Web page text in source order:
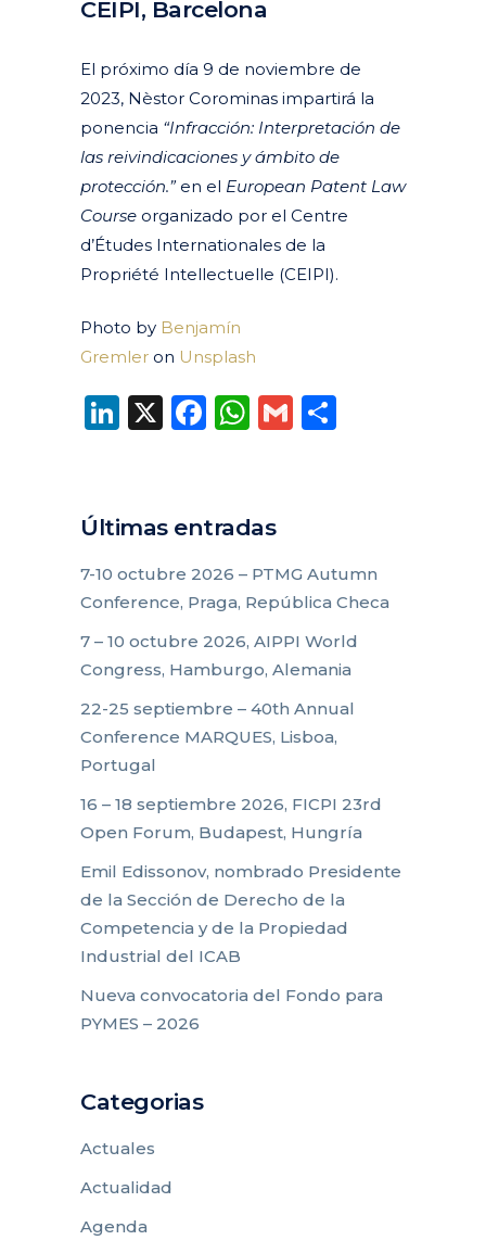
CEIPI, Barcelona
El próximo día 9 de noviembre de
2023, Nèstor Corominas impartirá la
ponencia “Infracción: Interpretación de
las reivindicaciones y ámbito de
protección.”en el European Patent Law
Course organizado por el Centre
d’Études Internationales de la
Propriété Intellectuelle (CEIPI).
Photo by Benjamín
Gremler on Unsplash
LinkedIn
X Facebook
WhatsApp
Gmail
Últimas entradas
7-10 octubre 2026 – PTMG Autumn
Conference, Praga, República Checa
7 – 10 octubre 2026, AIPPI World
Congress, Hamburgo, Alemania
22-25 septiembre – 40th Annual
Conference MARQUES, Lisboa,
Portugal
16 – 18 septiembre 2026, FICPI 23rd
Open Forum, Budapest, Hungría
Emil Edissonov, nombrado Presidente
de la Sección de Derecho de la
Competencia y de la Propiedad
Industrial del ICAB
Nueva convocatoria del Fondo para
PYMES – 2026
Categorias
Actuales
Actualidad
Agenda